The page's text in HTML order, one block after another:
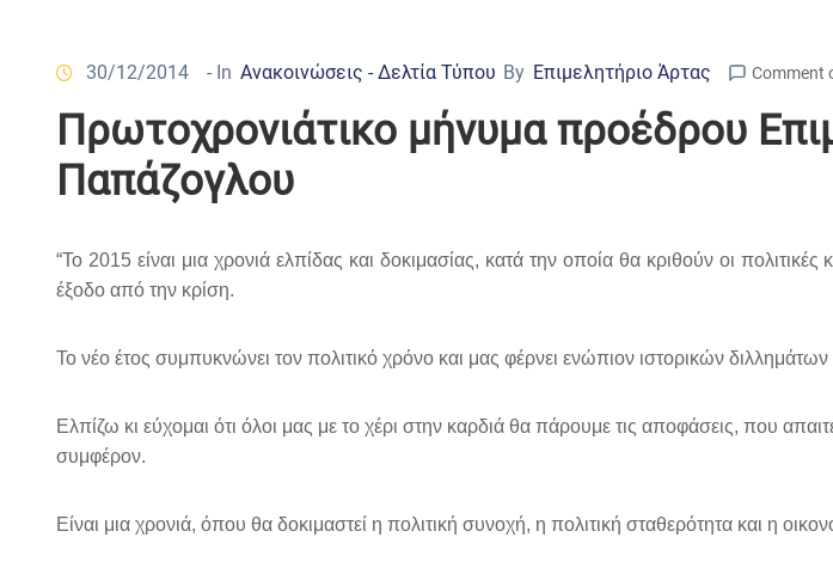
30/12/2014 - In Ανακοινώσεις - Δελτία Τύπου By Επιμελητήριο Άρτας Comment
Πρωτοχρονιάτικο μήνυμα προέδρου
Παπάζογλου
“Το 2015 είναι μια χρονιά ελπίδας και δοκιμασίας, κατά την οποία θα κριθούν οι
έξοδο από την κρίση.
Το νέο έτος συμπυκνώνει τον πολιτικό χρόνο και μας φέρνει ενώπιον ιστορικών
Ελπίζω κι εύχομαι ότι όλοι μας με το χέρι στην καρδιά θα πάρουμε τις αποφάσεις, που
συμφέρον.
Είναι μια χρονιά, όπου θα δοκιμαστεί η πολιτική συνοχή, η πολιτική σταθερότητα και η